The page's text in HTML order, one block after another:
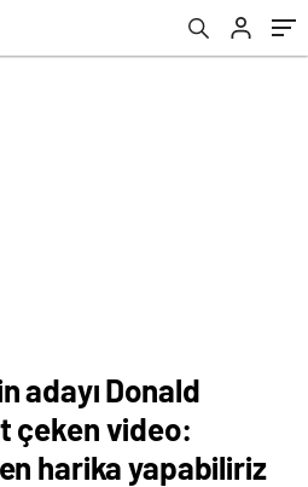
adayı Donald
çeken video:
harika yapabiliriz